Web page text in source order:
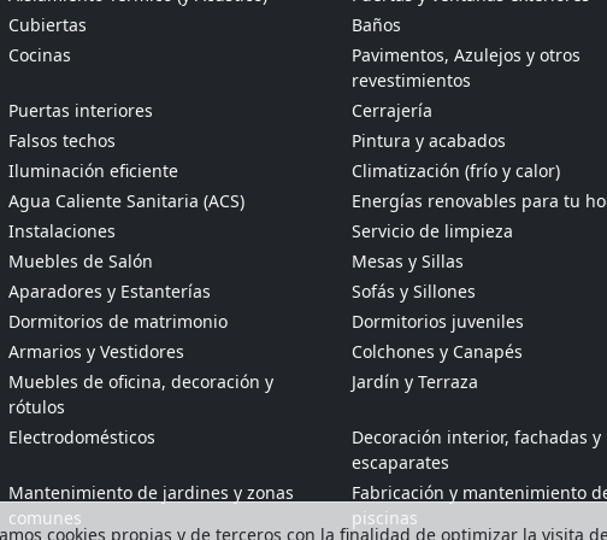
cookies propias y de terceros con la finalidad de optimizar la visita
Cubiertas
Baños
Cocinas
Pavimentos, Azulejos y otros
revestimientos
Puertas interiores
Cerrajería
Falsos techos
Pintura y acabados
Iluminación eficiente
Climatización (frío y calor)
Agua Caliente Sanitaria (ACS)
Energías renovables para tu
Instalaciones
Servicio de limpieza
Muebles de Salón
Mesas y Sillas
Aparadores y Estanterías
Sofás y Sillones
Dormitorios de matrimonio
Dormitorios juveniles
Armarios y Vestidores
Colchones y Canapés
Muebles de oficina, decoración y
rótulos
Jardín y Terraza
Electrodomésticos
Decoración interior, fachadas y
escaparates
Mantenimiento de jardines y zonas
comunes
Fabricación y mantenimiento
piscinas